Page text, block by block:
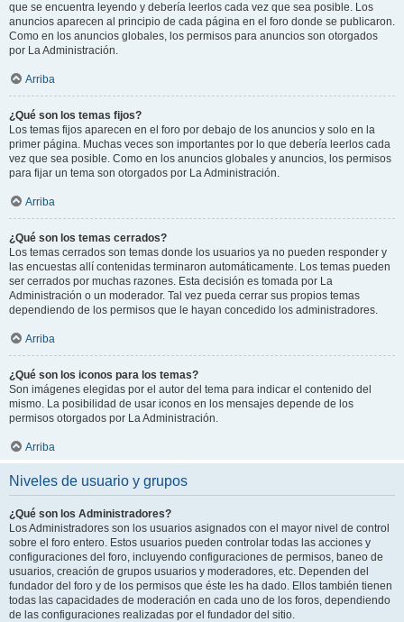
que se encuentra leyendo y debería leerlos cada vez que sea posible. Los
anuncios aparecen al principio de cada página en el foro donde se publicaron.
Como en los anuncios globales, los permisos para anuncios son otorgados
por La Administración.
Arriba
¿Qué son los temas fijos?
Los temas fijos aparecen en el foro por debajo de los anuncios y solo en la
primer página. Muchas veces son importantes por lo que debería leerlos cada
vez que sea posible. Como en los anuncios globales y anuncios, los permisos
para fijar un tema son otorgados por La Administración.
Arriba
¿Qué son los temas cerrados?
Los temas cerrados son temas donde los usuarios ya no pueden responder y
las encuestas allí contenidas terminaron automáticamente. Los temas pueden
ser cerrados por muchas razones. Esta decisión es tomada por La
Administración o un moderador. Tal vez pueda cerrar sus propios temas
dependiendo de los permisos que le hayan concedido los administradores.
Arriba
¿Qué son los iconos para los temas?
Son imágenes elegidas por el autor del tema para indicar el contenido del
mismo. La posibilidad de usar iconos en los mensajes depende de los
permisos otorgados por La Administración.
Arriba
Niveles de usuario y grupos
¿Qué son los Administradores?
Los Administradores son los usuarios asignados con el mayor nivel de control
sobre el foro entero. Estos usuarios pueden controlar todas las acciones y
configuraciones del foro, incluyendo configuraciones de permisos, baneo de
usuarios, creación de grupos usuarios y moderadores, etc. Dependen del
fundador del foro y de los permisos que éste les ha dado. Ellos también tienen
todas las capacidades de moderación en cada uno de los foros, dependiendo
de las configuraciones realizadas por el fundador del sitio.